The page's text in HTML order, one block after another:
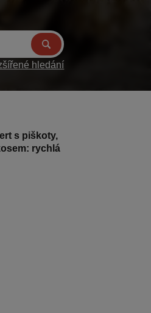
hledání
s piškoty,
rychlá